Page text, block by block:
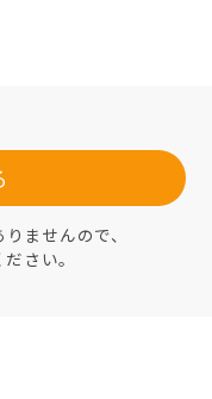
ませんので、
さい。